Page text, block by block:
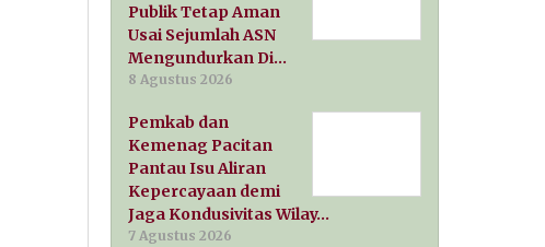
Publik Tetap Aman
Usai Sejumlah ASN
Mengundurkan Di…
8 Agustus 2026
Pemkab dan
Kemenag Pacitan
Pantau Isu Aliran
Kepercayaan demi
Jaga Kondusivitas Wilay…
7 Agustus 2026